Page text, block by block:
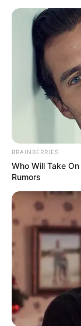
BRAINBERRIES
Who Will Take
Rumors